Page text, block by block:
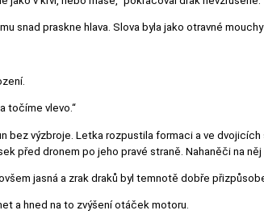
snad praskne hlava. Slova byla jako otravné
točíme vlevo.“
bez výzbroje. Letka rozpustila formaci a ve
před dronem po jeho pravé straně. Nahaněči na
jasná a zrak draků byl temnotě dobře
a hned na to zvýšení otáček motoru.